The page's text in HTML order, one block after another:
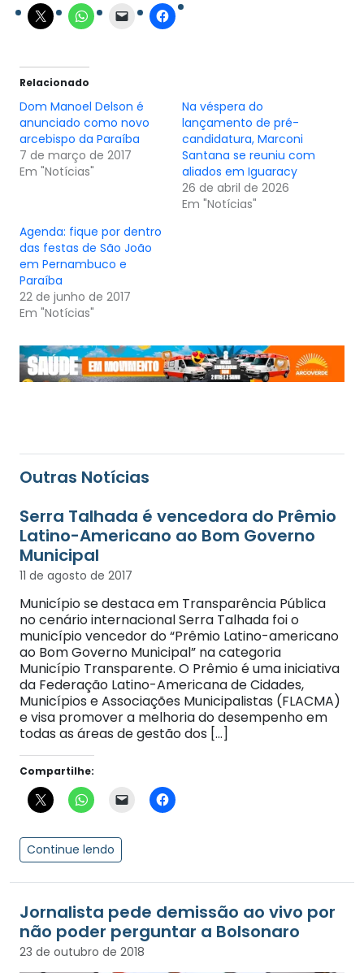
Relacionado
Dom Manoel Delson é
anunciado como novo
arcebispo da Paraíba
7 de março de 2017
Em "Notícias"
Na véspera do
lançamento de pré-
candidatura, Marconi
Santana se reuniu com
aliados em Iguaracy
26 de abril de 2026
Em "Notícias"
Agenda: fique por dentro
das festas de São João
em Pernambuco e
Paraíba
22 de junho de 2017
Em "Notícias"
Outras Notícias
Serra Talhada é vencedora do Prêmio
Latino-Americano ao Bom Governo
Municipal
11 de agosto de 2017
Município se destaca em Transparência Pública
no cenário internacional Serra Talhada foi o
município vencedor do “Prêmio Latino-americano
ao Bom Governo Municipal” na categoria
Município Transparente. O Prêmio é uma iniciativa
da Federação Latino-Americana de Cidades,
Municípios e Associações Municipalistas (FLACMA)
e visa promover a melhoria do desempenho em
todas as áreas de gestão dos […]
Compartilhe:
Continue lendo
Jornalista pede demissão ao vivo por
não poder perguntar a Bolsonaro
23 de outubro de 2018